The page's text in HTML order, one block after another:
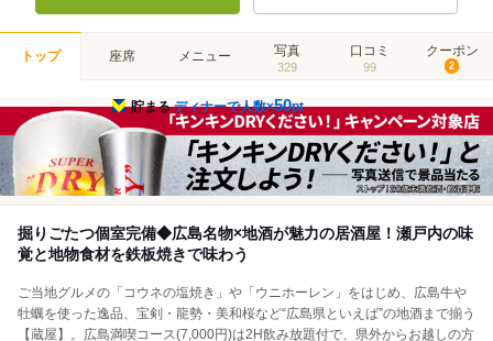
トップ 座席 メニュー 写真
329
口コミ
99
クーポン
2
貯まるディナーで人数×50pt
掘りごたつ個室完備◆広島名物×地酒が魅力の居酒屋！瀬戸内の味
覚と地物食材を鉄板焼きで味わう
ご当地グルメの「コウネの塩焼き」や「ウニホーレン」をはじめ、広島牛や
牡蠣を使った逸品、宝剣・龍勢・美和桜など“広島県といえば”の地酒まで揃う
【蔵屋】。広島満喫コース(7,000円)は2H飲み放題付で、県外からお越しの方